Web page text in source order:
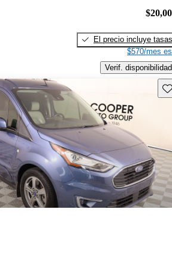
El precio incluye tasas
$570/mes
Verif. disponibilidad